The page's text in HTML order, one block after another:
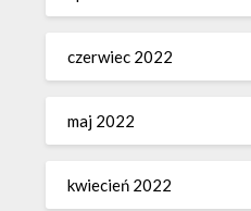
czerwiec 2022
maj 2022
kwiecień 2022